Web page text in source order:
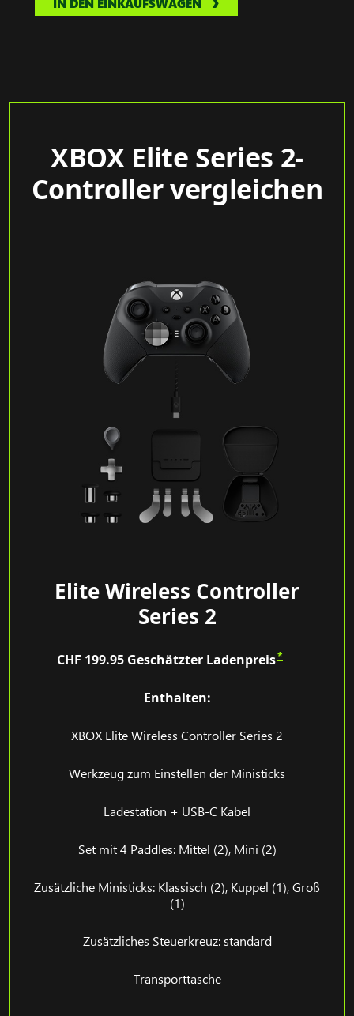
IN DEN EINKAUFSWAGEN
XBOX Elite Series 2-
Controller vergleichen
Elite Wireless Controller
Series 2
CHF 199.95 Geschätzter Ladenpreis*
Enthalten:
XBOX Elite Wireless Controller Series 2
Werkzeug zum Einstellen der Ministicks
Ladestation + USB-C Kabel
Set mit 4 Paddles: Mittel (2), Mini (2)
Zusätzliche Ministicks: Klassisch (2), Kuppel (1), Groß
(1)
Zusätzliches Steuerkreuz: standard
Transporttasche